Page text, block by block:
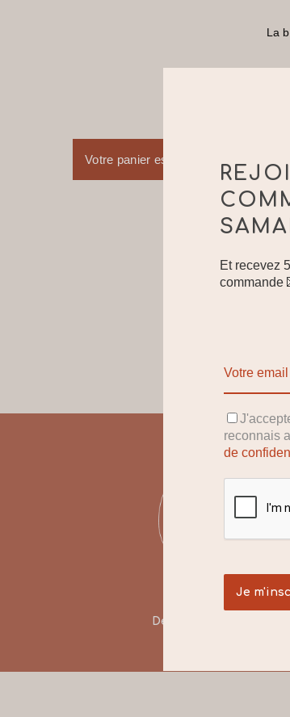
La
Votre panier est actuellement vide.
Des marques engagées
Et recevez
commande
reconnais
de